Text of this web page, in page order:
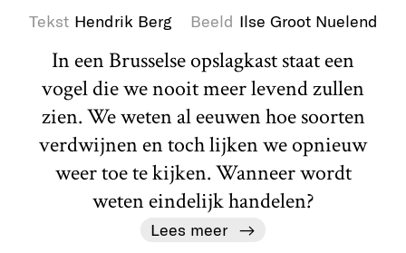
Tekst Hendrik Berg Beeld Ilse Groot Nuelend
In een Brusselse opslagkast staat een
vogel die we nooit meer levend zullen
zien. We weten al eeuwen hoe soorten
verdwijnen en toch lijken we opnieuw
weer toe te kijken. Wanneer wordt
weten eindelijk handelen?
Lees meer